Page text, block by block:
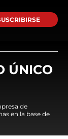
ÚNICO
de
en la base de